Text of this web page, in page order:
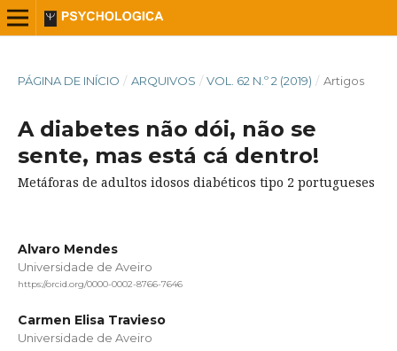
PÁGINA DE INÍCIO / ARQUIVOS / VOL. 62 N.º 2 (2019) / Artigos
A diabetes não dói, não se
sente, mas está cá dentro!
Metáforas de adultos idosos diabéticos tipo 2 portugueses
Alvaro Mendes
Universidade de Aveiro
https://orcid.org/0000-0002-8766-7646
Carmen Elisa Travieso
Universidade de Aveiro